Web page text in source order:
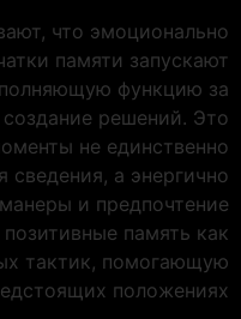
что эмоционально
памяти запускают
функцию за
решений. Это
не единственно
сведения, а энергично
и предпочтение
память как
тактик, помогающую
положениях.